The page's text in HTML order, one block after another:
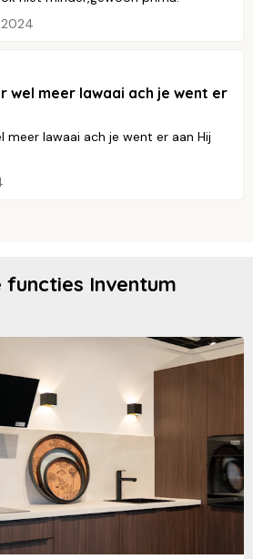
meer lawaai ach je went er
lawaai ach je went er aan Hij
Inventum